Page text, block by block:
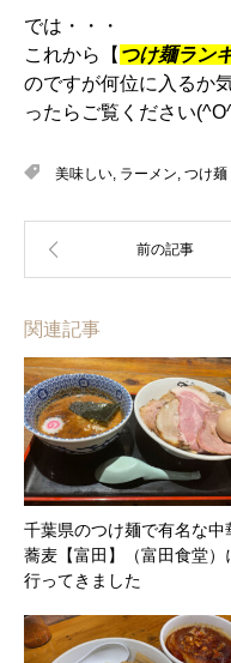
では・・・
これから【 つけ麺ラン
のですが何位に入るか
ったらご覧ください
美味しい ラーメン つけ麺
関連記事
千葉県のつけ麺で有名な中
蕎麦【富田】（富田食堂）
行ってきました